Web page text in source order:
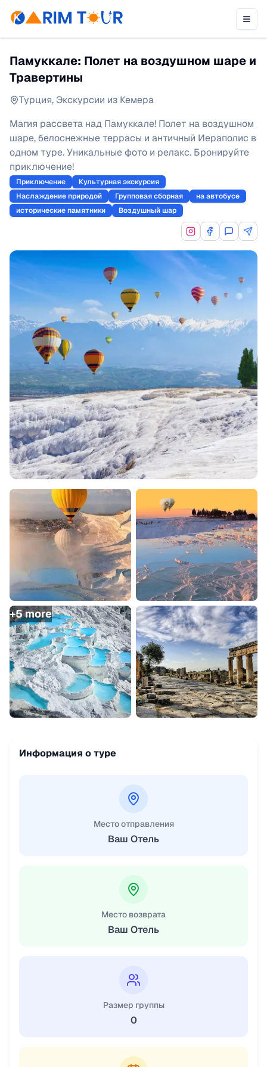
Памуккале: Полет на воздушном шаре и
Травертины
Турция,Экскурсии из Кемера
Магия рассвета над Памуккале! Полет на воздушном
шаре, белоснежные террасы и античный Иераполис в
одном туре. Уникальные фото и релакс. Бронируйте
приключение!
Приключение
Культурная экскурсия
Наслаждение природой
Групповая сборная
на автобусе
исторические памятники
Воздушный шар
+5more
Информация о туре
Место отправления
Ваш Отель
Место возврата
Ваш Отель
Размер группы
0